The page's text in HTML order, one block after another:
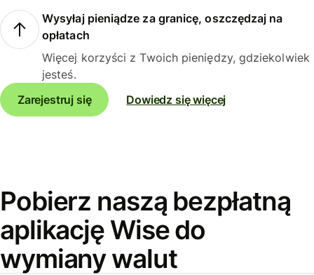
Wysyłaj pieniądze za granicę, oszczędzaj na
opłatach
Więcej korzyści z Twoich pieniędzy, gdziekolwiek
jesteś.
Zarejestruj się
Dowiedz się więcej
Pobierz naszą bezpłatną
aplikację Wise do
wymiany walut